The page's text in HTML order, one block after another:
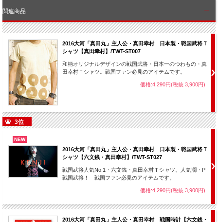
関連商品
2016大河「真田丸」主人公・真田幸村 日本製・戦国武将Ｔ
シャツ【真田幸村】/TWT-ST007
和柄オリジナルデザインの戦国武将・日本一のつわもの・真
田幸村Ｔシャツ。戦国ファン必見のアイテムです。
価格:4,290円(税抜 3,900円)
3位
NEW
2016大河「真田丸」主人公・真田幸村 日本製・戦国武将Ｔ
シャツ【六文銭・真田幸村】/TWT-ST027
戦国武将人気No.1・六文銭・真田幸村Ｔシャツ。人気潤・P
戦国武将！ 戦国ファン必見のアイテムです。
価格:4,290円(税抜 3,900円)
2016大河「真田丸」主人公・真田幸村 戦国時計【六文銭・